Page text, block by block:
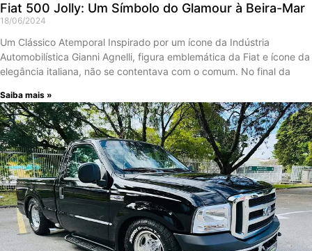
Fiat 500 Jolly: Um Símbolo do Glamour à Beira-Mar
18/06/2024
Um Clássico Atemporal Inspirado por um ícone da Indústria
Automobilística Gianni Agnelli, figura emblemática da Fiat e ícone da
elegância italiana, não se contentava com o comum. No final da
Saiba mais »